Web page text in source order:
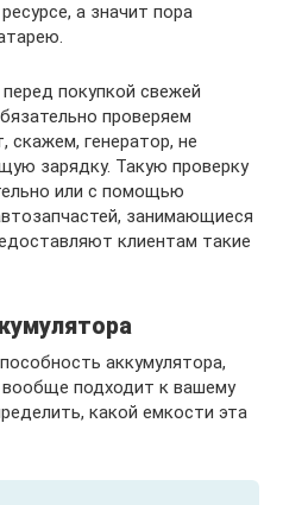
а значит пора
покупкой свежей
проверяем
генератор, не
зарядку. Такую проверку
или с помощью
занимающиеся
клиентам такие
аккумулятора,
подходит к вашему
какой емкости эта